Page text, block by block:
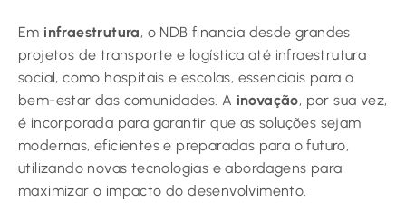
Em infraestrutura, o NDB financia desde grandes
projetos de transporte e logística até infraestrutura
social, como hospitais e escolas, essenciais para o
bem-estar das comunidades. A inovação, por sua vez,
é incorporada para garantir que as soluções sejam
modernas, eficientes e preparadas para o futuro,
utilizando novas tecnologias e abordagens para
maximizar o impacto do desenvolvimento.